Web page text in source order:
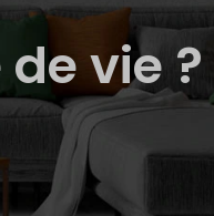
vie ?